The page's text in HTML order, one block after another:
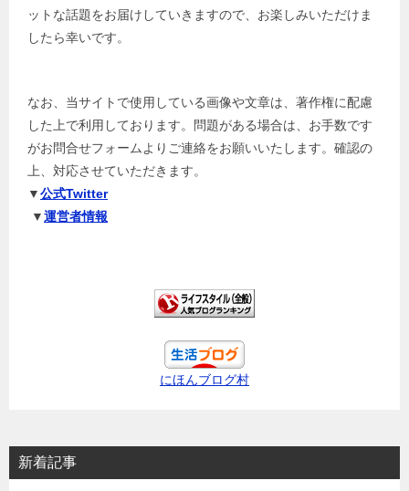
ットな話題をお届けしていきますので、お楽しみいただけま
したら幸いです。
なお、当サイトで使用している画像や文章は、著作権に配慮
した上で利用しております。問題がある場合は、お手数です
がお問合せフォームよりご連絡をお願いいたします。確認の
上、対応させていただきます。
▼公式Twitter
▼運営者情報
にほんブログ村
新着記事